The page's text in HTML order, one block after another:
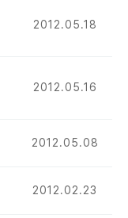
2012.05.18
2012.05.16
2012.05.08
2012.02.23